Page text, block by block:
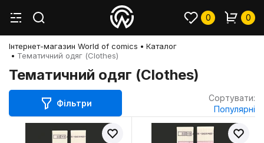
0 0
Інтернет-магазин World of comics
Каталог
Тематичний одяг (Clothes)
Тематичний одяг (Clothes)
Фільтри
Сортувати:
Популярні